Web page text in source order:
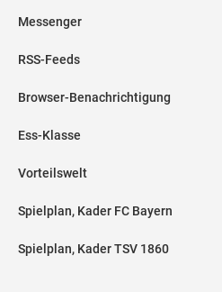
Messenger
RSS-Feeds
Browser-Benachrichtigung
Ess-Klasse
Vorteilswelt
Spielplan, Kader FC Bayern
Spielplan, Kader TSV 1860